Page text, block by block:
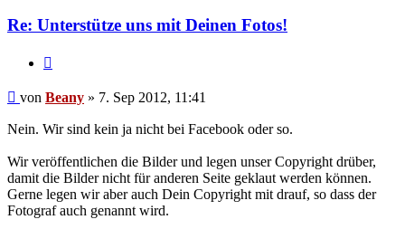
Re: Unterstütze uns mit Deinen Fotos!
Beitrag
von Beany » 7. Sep 2012, 11:41
Nein. Wir sind kein ja nicht bei Facebook oder so.
Wir veröffentlichen die Bilder und legen unser Copyright drüber,
damit die Bilder nicht für anderen Seite geklaut werden können.
Gerne legen wir aber auch Dein Copyright mit drauf, so dass der
Fotograf auch genannt wird.